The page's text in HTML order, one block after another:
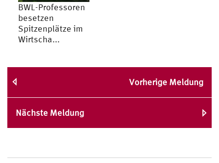
BWL-Professoren
besetzen
Spitzenplätze im
Wirtscha...
Vorherige Meldung
Nächste Meldung